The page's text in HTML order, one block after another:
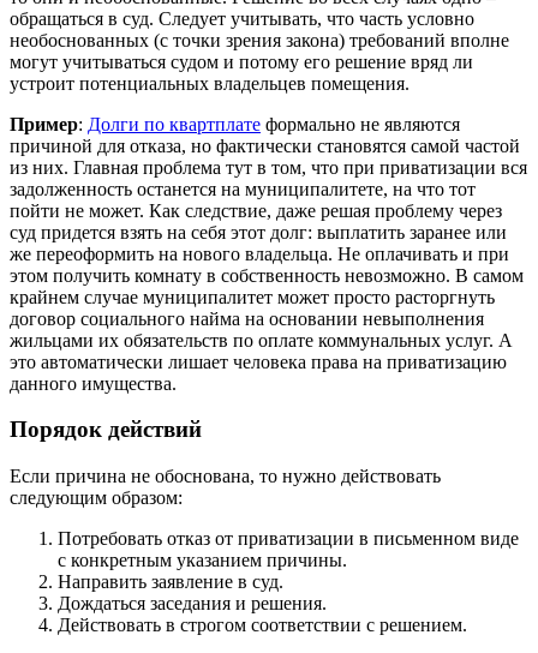
обращаться в суд. Следует учитывать, что часть условно
необоснованных (с точки зрения закона) требований вполне
могут учитываться судом и потому его решение вряд ли
устроит потенциальных владельцев помещения.
Пример: Долги по квартплате формально не являются
причиной для отказа, но фактически становятся самой частой
из них. Главная проблема тут в том, что при приватизации вся
задолженность останется на муниципалитете, на что тот
пойти не может. Как следствие, даже решая проблему через
суд придется взять на себя этот долг: выплатить заранее или
же переоформить на нового владельца. Не оплачивать и при
этом получить комнату в собственность невозможно. В самом
крайнем случае муниципалитет может просто расторгнуть
договор социального найма на основании невыполнения
жильцами их обязательств по оплате коммунальных услуг. А
это автоматически лишает человека права на приватизацию
данного имущества.
Порядок действий
Если причина не обоснована, то нужно действовать
следующим образом:
Потребовать отказ от приватизации в письменном виде
с конкретным указанием причины.
Направить заявление в суд.
Дождаться заседания и решения.
Действовать в строгом соответствии с решением.